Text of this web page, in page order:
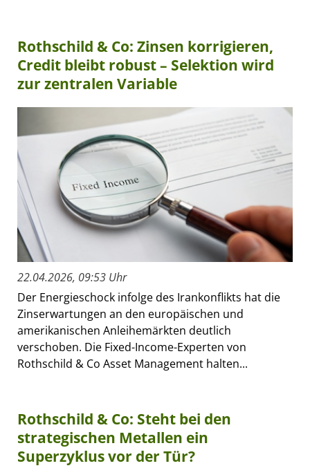
Rothschild & Co: Zinsen korrigieren,
Credit bleibt robust – Selektion wird
zur zentralen Variable
22.04.2026, 09:53 Uhr
Der Energieschock infolge des Irankonflikts hat die
Zinserwartungen an den europäischen und
amerikanischen Anleihemärkten deutlich
verschoben. Die Fixed-Income-Experten von
Rothschild & Co Asset Management halten...
Rothschild & Co: Steht bei den
strategischen Metallen ein
Superzyklus vor der Tür?